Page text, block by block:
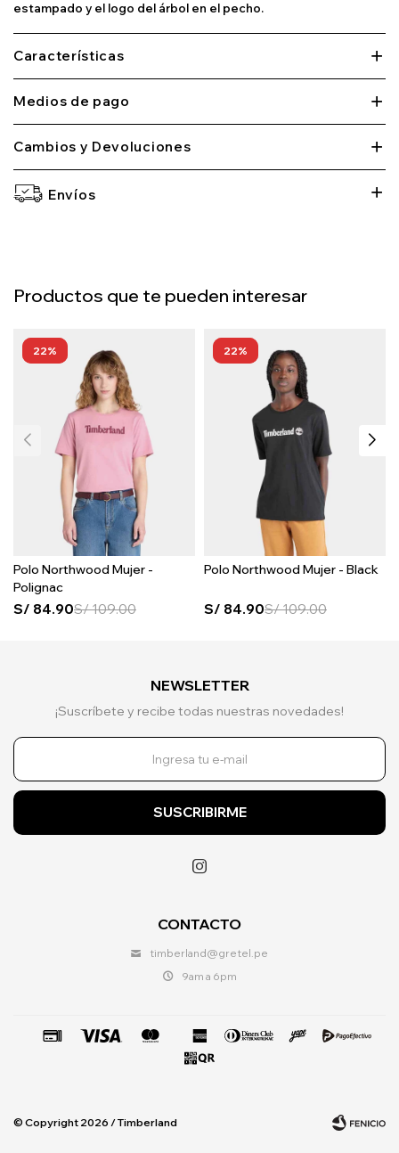
estampado y el logo del árbol en el pecho.
Características
Medios de pago
Cambios y Devoluciones
Envíos
Productos que te pueden interesar
22
Polo Northwood Mujer -
Polignac
S/ 84.90S/109.00
22
Polo Northwood Mujer - Black
S/ 84.90S/109.00
CONTACTO
timberland@gretel.pe
9am a 6pm
NEWSLETTER
¡Suscríbete y recibe todas nuestras novedades!
SUSCRIBIRME

© Copyright 2026 / Timberland